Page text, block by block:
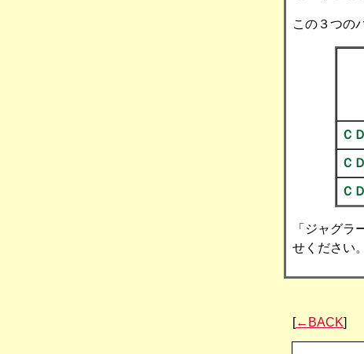
この３つの
Ｃ
Ｃ
Ｃ
「ジャグ
せください。
[←BACK]